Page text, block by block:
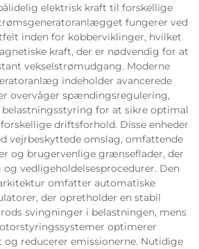
elektrisk kraft til forskellige
fungerer ved
inden for kobberviklinger, hvilket
kraft, der er nødvendig for at
vekselstrømudgang. Moderne
indeholder avancerede
overvåger spændingsregulering,
for at sikre optimal
driftsforhold. Disse enheder
vejrbeskyttede omslag, omfattende
og brugervenlige grænseflader, der
vedligeholdelsesprocedurer. Den
omfatter automatiske
der opretholder en stabil
svingninger i belastningen, mens
optimerer
reducerer emissionerne. Nutidige